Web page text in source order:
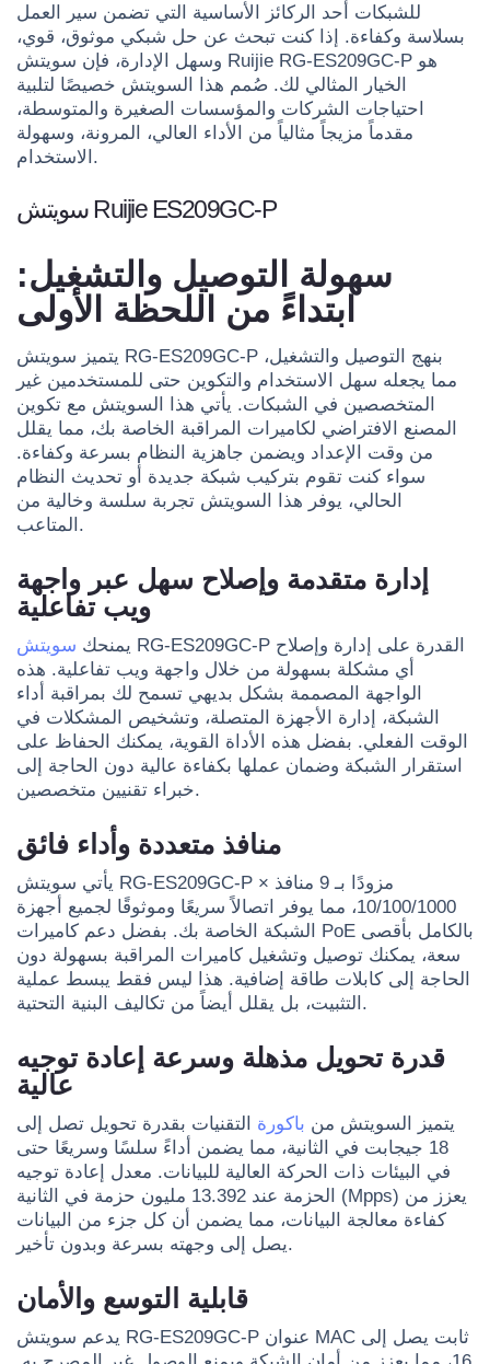
للشبكات أحد الركائز الأساسية التي تضمن سير العمل
بسلاسة وكفاءة. إذا كنت تبحث عن حل شبكي موثوق، قوي،
وسهل الإدارة، فإن سويتش Ruijie RG-ES209GC-P هو
الخيار المثالي لك. صُمم هذا السويتش خصيصًا لتلبية
احتياجات الشركات والمؤسسات الصغيرة والمتوسطة،
مقدماً مزيجاً مثالياً من الأداء العالي، المرونة، وسهولة
الاستخدام.
سويتش Ruijie ES209GC-P
سهولة التوصيل والتشغيل:
ابتداءً من اللحظة الأولى
يتميز سويتش RG-ES209GC-P بنهج التوصيل والتشغيل،
مما يجعله سهل الاستخدام والتكوين حتى للمستخدمين غير
المتخصصين في الشبكات. يأتي هذا السويتش مع تكوين
المصنع الافتراضي لكاميرات المراقبة الخاصة بك، مما يقلل
من وقت الإعداد ويضمن جاهزية النظام بسرعة وكفاءة.
سواء كنت تقوم بتركيب شبكة جديدة أو تحديث النظام
الحالي، يوفر هذا السويتش تجربة سلسة وخالية من
المتاعب.
إدارة متقدمة وإصلاح سهل عبر واجهة
ويب تفاعلية
يمنحك سويتش
RG-ES209GC-P القدرة على إدارة وإصلاح
أي مشكلة بسهولة من خلال واجهة ويب تفاعلية. هذه
الواجهة المصممة بشكل بديهي تسمح لك بمراقبة أداء
الشبكة، إدارة الأجهزة المتصلة، وتشخيص المشكلات في
الوقت الفعلي. بفضل هذه الأداة القوية، يمكنك الحفاظ على
استقرار الشبكة وضمان عملها بكفاءة عالية دون الحاجة إلى
خبراء تقنيين متخصصين.
منافذ متعددة وأداء فائق
يأتي سويتش RG-ES209GC-P مزودًا بـ 9 منافذ ×
10/100/1000، مما يوفر اتصالاً سريعًا وموثوقًا لجميع أجهزة
الشبكة الخاصة بك. بفضل دعم كاميرات PoE بالكامل بأقصى
سعة، يمكنك توصيل وتشغيل كاميرات المراقبة بسهولة دون
الحاجة إلى كابلات طاقة إضافية. هذا ليس فقط يبسط عملية
التثبيت، بل يقلل أيضاً من تكاليف البنية التحتية.
قدرة تحويل مذهلة وسرعة إعادة توجيه
عالية
يتميز السويتش من باكورة التقنيات بقدرة تحويل تصل إلى
18 جيجابت في الثانية، مما يضمن أداءً سلسًا وسريعًا حتى
في البيئات ذات الحركة العالية للبيانات. معدل إعادة توجيه
الحزمة عند 13.392 مليون حزمة في الثانية (Mpps) يعزز من
كفاءة معالجة البيانات، مما يضمن أن كل جزء من البيانات
يصل إلى وجهته بسرعة وبدون تأخير.
قابلية التوسع والأمان
يدعم سويتش RG-ES209GC-P عنوان MAC ثابت يصل إلى